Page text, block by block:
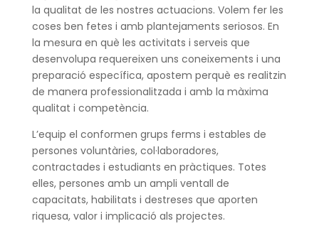
la qualitat de les nostres actuacions. Volem fer les
coses ben fetes i amb plantejaments seriosos. En
la mesura en què les activitats i serveis que
desenvolupa requereixen uns coneixements i una
preparació específica, apostem perquè es realitzin
de manera professionalitzada i amb la màxima
qualitat i competència.
L’equip el conformen grups ferms i estables de
persones voluntàries, col·laboradores,
contractades i estudiants en pràctiques. Totes
elles, persones amb un ampli ventall de
capacitats, habilitats i destreses que aporten
riquesa, valor i implicació als projectes.